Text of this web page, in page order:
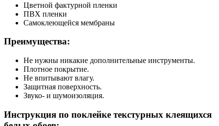
Цветной фактурной пленки
ПВХ пленки
Самоклеющейся мембраны
Преимущества:
Не нужны никакие дополнительные инструменты.
Плотное покрытие.
Не впитывают влагу.
Защитная поверхность.
Звуко- и шумоизоляция.
Инструкция по поклейке текстурных клеящихся